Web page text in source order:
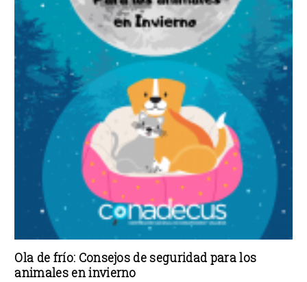
Ola de frío: Consejos de seguridad para los
animales en invierno